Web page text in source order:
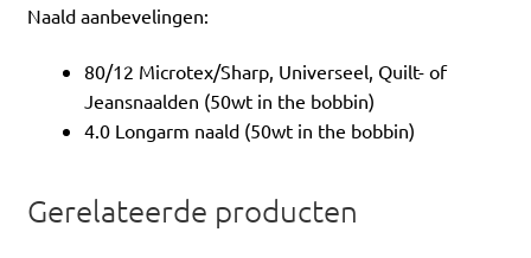
Naald aanbevelingen:
80/12 Microtex/Sharp, Universeel, Quilt- of
Jeansnaalden (50wt in the bobbin)
4.0 Longarm naald (50wt in the bobbin)
Gerelateerde producten